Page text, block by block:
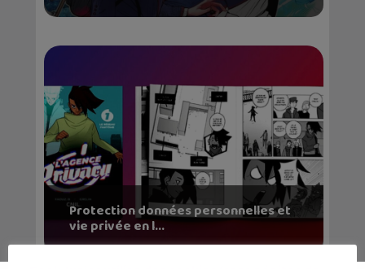
Protection données personnelles et
vie privée en l...